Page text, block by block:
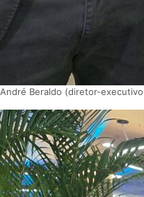
André Beraldo (diretor-